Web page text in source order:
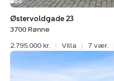
Østervoldgade 23
3700 Rønne
2.795.000 kr.
| Villa | 7 vær.
Møllebakken